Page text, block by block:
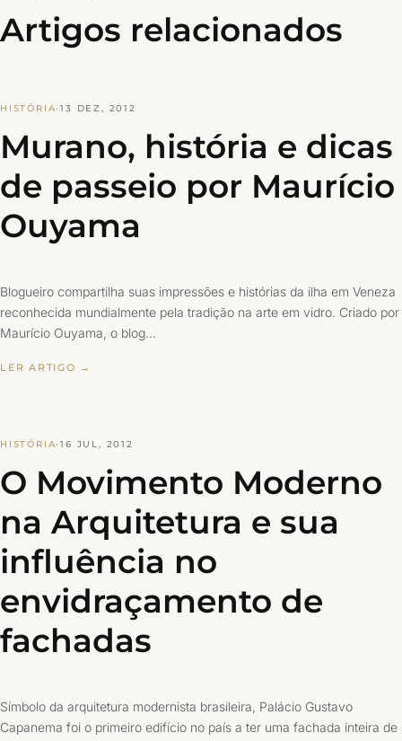
Artigos relacionados
HISTÓRIA·13 DEZ, 2012
Murano, história e dicas
de passeio por Maurício
Ouyama
Blogueiro compartilha suas impressões e histórias da ilha em Veneza
reconhecida mundialmente pela tradição na arte em vidro. Criado por
Maurício Ouyama, o blog…
LER ARTIGO →
HISTÓRIA·16 JUL, 2012
O Movimento Moderno
na Arquitetura e sua
influência no
envidraçamento de
fachadas
Símbolo da arquitetura modernista brasileira, Palácio Gustavo
Capanema foi o primeiro edifício no país a ter uma fachada inteira de